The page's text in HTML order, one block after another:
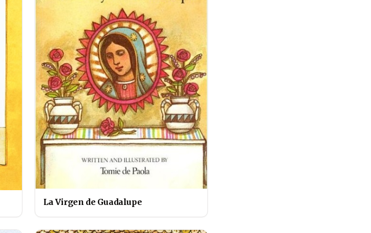
La Virgen de Guadalupe